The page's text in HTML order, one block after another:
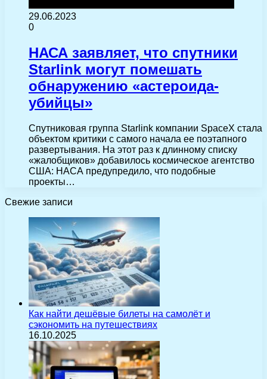
29.06.2023
0
НАСА заявляет, что спутники
Starlink могут помешать
обнаружению «астероида-
убийцы»
Спутниковая группа Starlink компании SpaceX стала
объектом критики с самого начала ее поэтапного
развертывания. На этот раз к длинному списку
«жалобщиков» добавилось космическое агентство
США: НАСА предупредило, что подобные
проекты…
Свежие записи
Как найти дешёвые билеты на самолёт и
сэкономить на путешествиях
16.10.2025